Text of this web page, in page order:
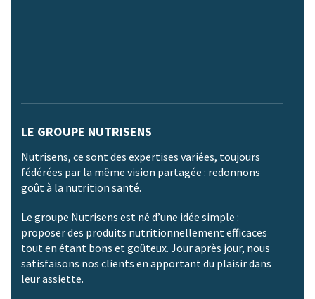
LE GROUPE NUTRISENS
Nutrisens, ce sont des expertises variées, toujours
fédérées par la même vision partagée : redonnons
goût à la nutrition santé.
Le groupe Nutrisens est né d’une idée simple :
proposer des produits nutritionnellement efficaces
tout en étant bons et goûteux. Jour après jour, nous
satisfaisons nos clients en apportant du plaisir dans
leur assiette.